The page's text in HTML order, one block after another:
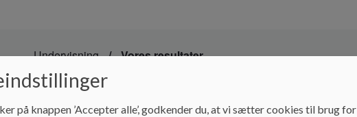
Undervisning Vores resultater
Vores resultater
på knappen ’Accepter alle’, godkender du, at vi sætter cookies til brug for